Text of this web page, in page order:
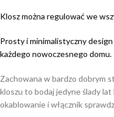
Klosz można regulować we
Prosty i minimalistyczny
każdego nowoczesnego domu.
Zachowana w bardzo dobrym
kloszu to bodaj jedyne ślady
okablowanie i włącznik